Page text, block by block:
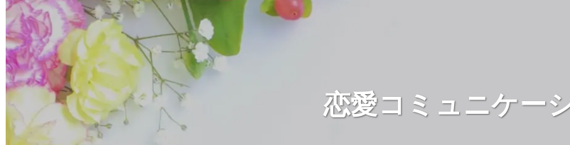
恋愛コミュニケー